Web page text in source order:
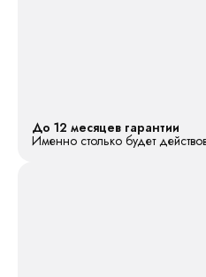
До 12 месяцев гарантии
Именно столько будет